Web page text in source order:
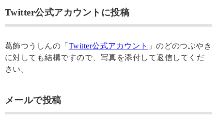
Twitter公式アカウントに投稿
葛飾つうしんの「 Twitter公式アカウント
」のどのつぶやき
に対しても結構ですので、写真を添付して返信してくだ
さい。
メールで投稿